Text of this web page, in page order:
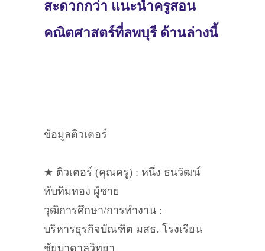
สะดวกกว่า แนะนำครูสอน
คณิตศาสตร์ที่ลพบุรี ด้านล่างนี้
ข้อมูลติวเตอร์
★ ติวเตอร์ (คุณครู) : หนึ่ง ธนวัฒน์
ทับทิมทอง ผู้ชาย
วุฒิการศึกษา/การทำงาน :
บริหารธุรกิจบัณฑิต มสธ. โรงเรียน
ชัยบาดาลวิทยา